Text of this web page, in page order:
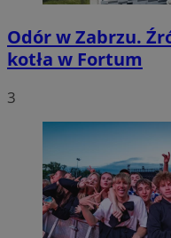
Odór w Zabrzu.
kotła w Fortum
3